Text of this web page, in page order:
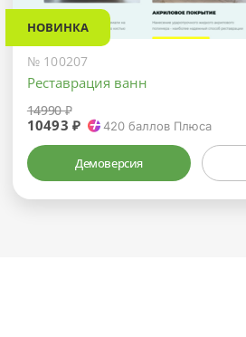
НОВИНКА
№ 100207
Реставрация ванн
14990 ₽
10493 ₽ 420 баллов Плюса
Демоверсия